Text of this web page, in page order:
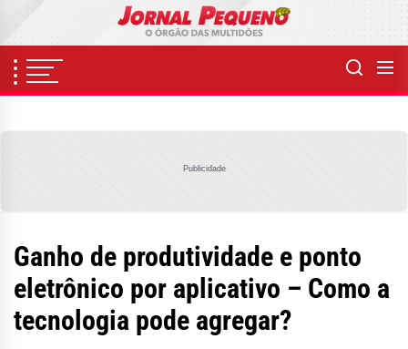
content
Publicidade
Ganho de produtividade e ponto
eletrônico por aplicativo – Como a
tecnologia pode agregar?